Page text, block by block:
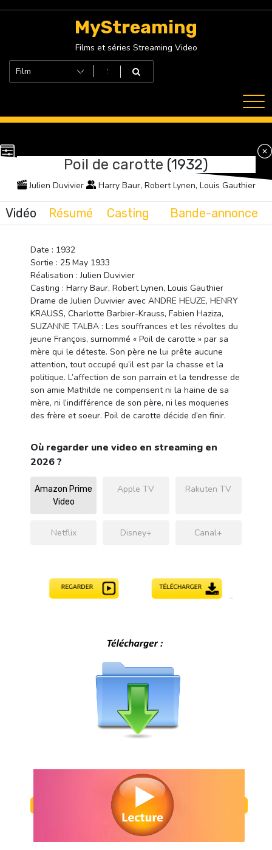
MyStreaming
Films et séries Streaming Video
Poil de carotte (1932)
Julien Duvivier Harry Baur, Robert Lynen, Louis Gauthier
Vidéo Résumé Casting Bande-annonce
Date : 1932
Sortie : 25 May 1933
Réalisation : Julien Duvivier
Casting : Harry Baur, Robert Lynen, Louis Gauthier
Drame de Julien Duvivier avec ANDRE HEUZE, HENRY
KRAUSS, Charlotte Barbier-Krauss, Fabien Haziza,
SUZANNE TALBA : Les souffrances et les révoltes du
jeune François, surnommé « Poil de carotte » par sa
mère qui le déteste. Son père ne lui prête aucune
attention, tout occupé qu’il est par la chasse et la
politique. L’affection de son parrain et la tendresse de
son amie Mathilde ne compensent ni la haine de sa
mère, ni l’indifférence de son père, ni les moqueries
des frère et soeur. Poil de carotte décide d’en finir.
Où regarder une video en streaming en
2026 ?
Amazon Prime
Video
Apple TV Rakuten TV
Netflix Disney+ Canal+